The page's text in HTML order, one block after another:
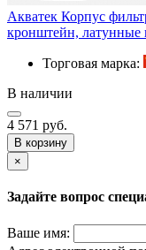
Акватек Корпус
кронштейн, латунные
Торговая марка:
В наличии
4 571 руб.
В корзину
×
Задайте вопрос
Ваше имя: